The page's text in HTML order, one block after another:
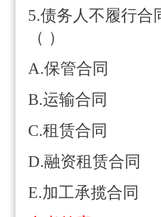
5.债务人不履行合
（ ）
A.保管合同
B.运输合同
C.租赁合同
D.融资租赁合同
E.加工承揽合同